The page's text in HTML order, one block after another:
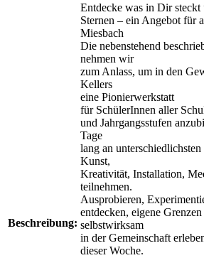
Beschreibung:
Entdecke was in Dir steckt
Sternen – ein Angebot für
Miesbach
Die nebenstehend
nehmen wir
zum Anlass, um in den
Kellers
eine Pionierwerkstatt
für SchülerInnen aller
und Jahrgangsstufen
Tage
lang an
Kunst,
Kreativität, Installation,
teilnehmen.
Ausprobieren,
entdecken, eigene
selbstwirksam
in der Gemeinschaft
dieser Woche.